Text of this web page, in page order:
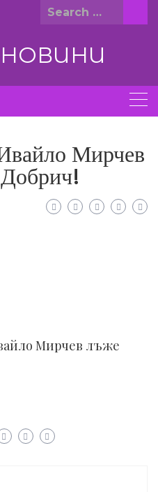
Search
Мирчев
Мирчев лъже